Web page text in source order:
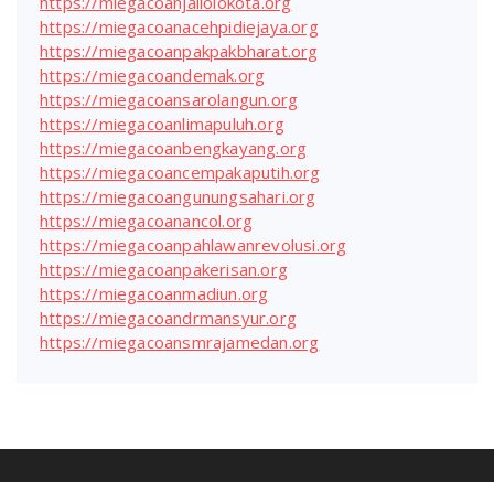
https://miegacoanacehpidiejaya.org
https://miegacoanpakpakbharat.org
https://miegacoandemak.org
https://miegacoansarolangun.org
https://miegacoanlimapuluh.org
https://miegacoanbengkayang.org
https://miegacoancempakaputih.org
https://miegacoangunungsahari.org
https://miegacoanancol.org
https://miegacoanpahlawanrevolusi.org
https://miegacoanpakerisan.org
https://miegacoanmadiun.org
https://miegacoandrmansyur.org
https://miegacoansmrajamedan.org